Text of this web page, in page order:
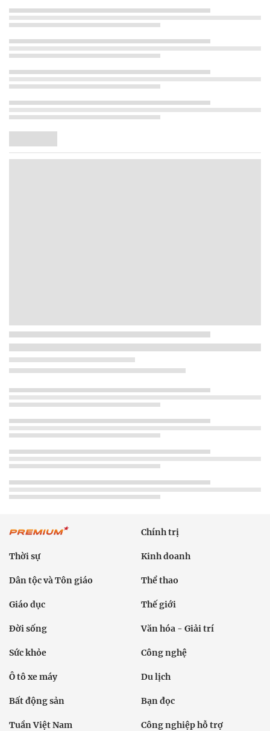
Chính trị
Thời sự Kinh doanh
Dân tộc và Tôn giáo Thể thao
Giáo dục Thế giới
Đời sống Văn hóa - Giải trí
Sức khỏe Công nghệ
Ô tô xe máy Du lịch
Bất động sản Bạn đọc
Tuần Việt Nam Công nghiệp hỗ trợ